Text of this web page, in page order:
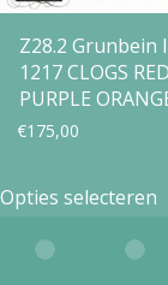
de
Z28.2 Grunbein
1217 CLOGS RED
PURPLE
€175,00
Opties selecteren